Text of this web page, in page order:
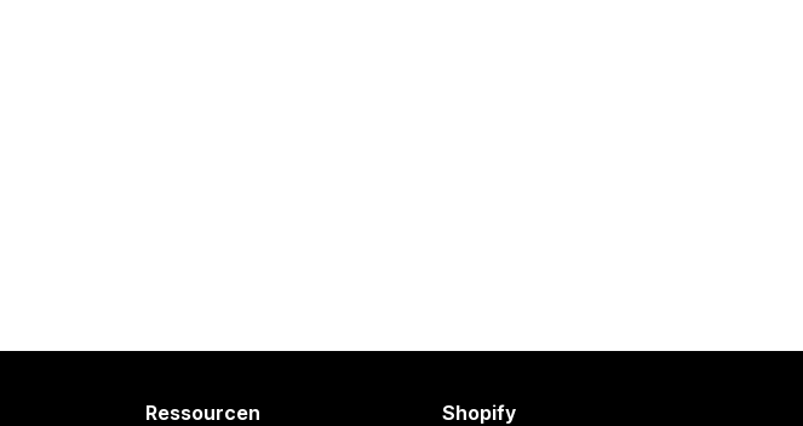
Ressourcen Shopify